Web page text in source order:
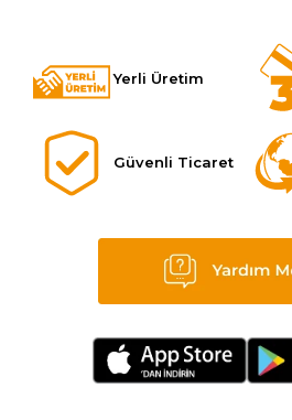
Yerli Üretim
Güvenli Ticaret